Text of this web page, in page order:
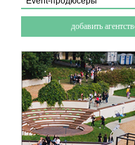
добавить